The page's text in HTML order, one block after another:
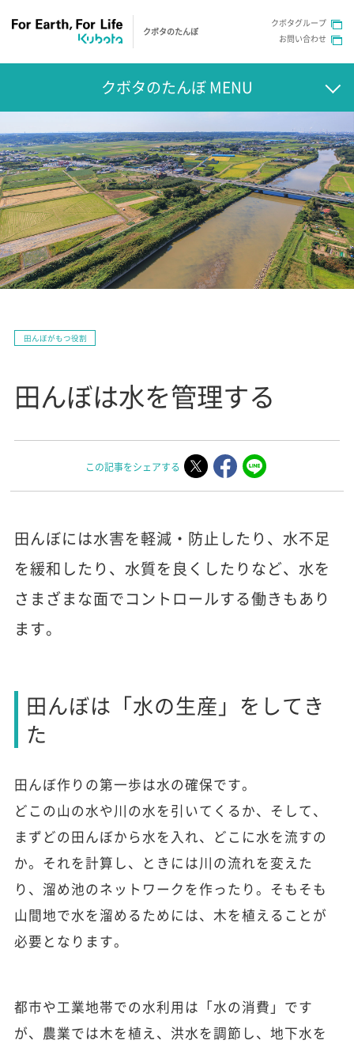
クボタのたんぼ
クボタグループ
お問い合わせ
クボタのたんぼ MENU
田んぼがもつ役割
田んぼは水を管理する
この記事をシェアする
田んぼには水害を軽減・防止したり、水不足
を緩和したり、水質を良くしたりなど、水を
さまざまな面でコントロールする働きもあり
ます。
田んぼは「水の生産」をしてき
た
田んぼ作りの第一歩は水の確保です。
どこの山の水や川の水を引いてくるか、そして、
まずどの田んぼから水を入れ、どこに水を流すの
か。それを計算し、ときには川の流れを変えた
り、溜め池のネットワークを作ったり。そもそも
山間地で水を溜めるためには、木を植えることが
必要となります。
都市や工業地帯での水利用は「水の消費」です
が、農業では木を植え、洪水を調節し、地下水を